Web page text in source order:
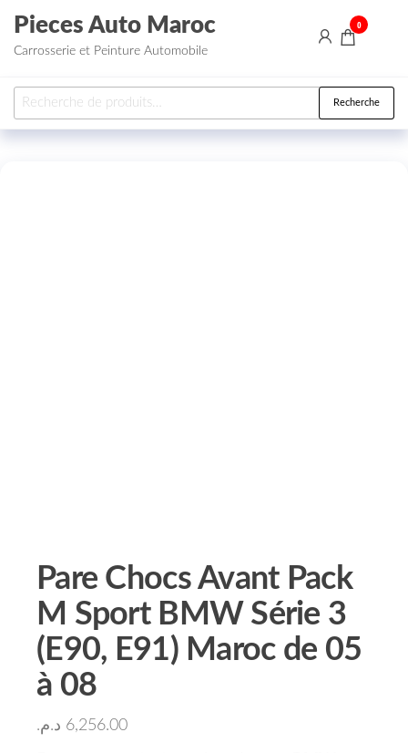
Aller au contenu
Pieces Auto Maroc
Carrosserie et Peinture Automobile
0
Recherche pour : Recherche
Pare Chocs Avant Pack
M Sport BMW Série 3
(E90, E91) Maroc de 05
à 08
6,256.00 د.م.